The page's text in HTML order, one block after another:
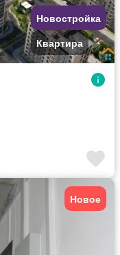
Новостройка
Квартира
Новое